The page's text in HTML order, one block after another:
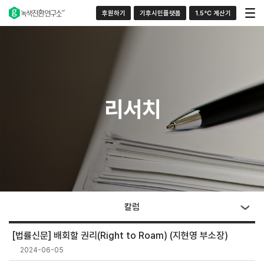
후원하기 기후시민플랫폼 1.5°C 계산기
리서치
칼럼
[법률신문] 배회할 권리(Right to Roam) (지현영 부소장)
2024-06-05